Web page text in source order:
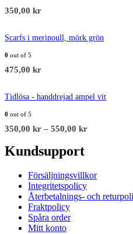
350,00 kr
Scarfs i merinoull, mörk grön
0 out of 5
475,00 kr
Tidlösa - handdrejad ampel vit
0 out of 5
350,00 kr – 550,00 kr
Kundsupport
Försäljningsvillkor
Integritetspolicy
Återbetalnings- och
Fraktpolicy
Spåra order
Mitt konto